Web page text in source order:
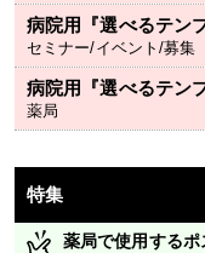
病院用『選べるテン
セミナー/イベント/募集
病院用『選べるテン
薬局
特集
薬局で使用するポ